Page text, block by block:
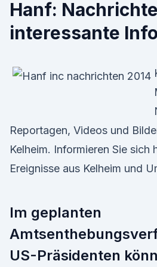
Hanf:
interessante
Reportagen, Videos und
Kelheim. Informieren Sie sich
Ereignisse aus Kelheim und
Im geplanten
US-Präsidenten